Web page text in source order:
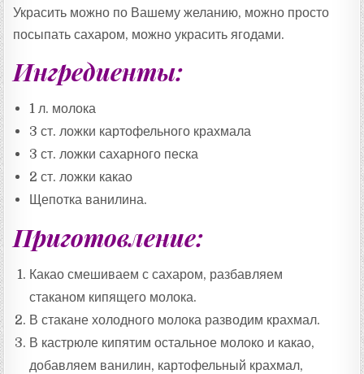
Украсить можно по Вашему желанию, можно просто
посыпать сахаром, можно украсить ягодами.
Ингредиенты:
1 л. молока
3 ст. ложки картофельного крахмала
3 ст. ложки сахарного песка
2 ст. ложки какао
Щепотка ванилина.
Приготовление:
Какао смешиваем с сахаром, разбавляем
стаканом кипящего молока.
В стакане холодного молока разводим крахмал.
В кастрюле кипятим остальное молоко и какао,
добавляем ванилин, картофельный крахмал,